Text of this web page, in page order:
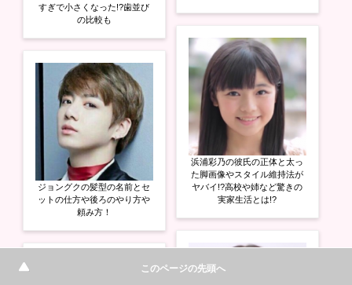
すぎで小さくなった!?歯並び
の比較も
ジョングクの髪型の名前とセ
ットの仕方や後ろのやり方や
頼み方！
浜浦彩乃の彼氏の正体と太っ
た脚画像やスタイル維持法が
ヤバイ!?高校や姉など驚きの
実家生活とは!?
このページの先頭へ